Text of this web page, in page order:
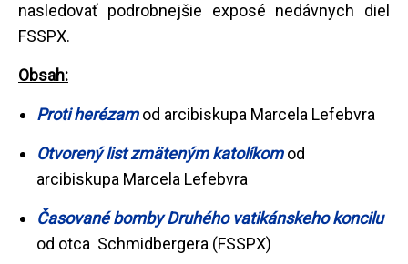
nasledovať podrobnejšie exposé nedávnych diel
FSSPX.
Obsah:
Proti herézamod arcibiskupa Marcela Lefebvra
Otvorený list zmäteným katolíkomod
arcibiskupa Marcela Lefebvra
Časované bomby Druhého vatikánskeho koncilu
od otca Schmidbergera (FSSPX)